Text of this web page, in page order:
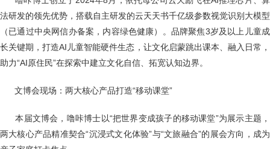
法研发的领先优势，搭载自主研发的云天天书千亿级参数视觉识别大模型
（已通过中央网信办备案，内容绿色健康）。品牌聚焦3岁及以上儿童成
长关键期，打造AI儿童智能硬件生态，让文化启蒙跳出课本、融入日常，
助力“AI原住民”在探索中建立文化自信、拓宽认知边界。
文博会现场：两大核心产品打造“移动课堂”
本届文博会，噜咔博士以“把世界变成孩子的移动课堂”为展示主题，
两大核心产品精准契合“沉浸式文化体验”与“文旅融合”的展会方向，成为